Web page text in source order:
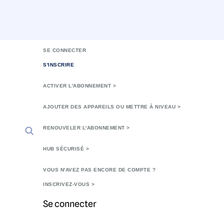
SE CONNECTER
S'INSCRIRE
ACTIVER L'ABONNEMENT >
AJOUTER DES APPAREILS OU METTRE À NIVEAU >
RENOUVELER L'ABONNEMENT >
HUB SÉCURISÉ >
VOUS N'AVEZ PAS ENCORE DE COMPTE ?
INSCRIVEZ-VOUS >
Se connecter